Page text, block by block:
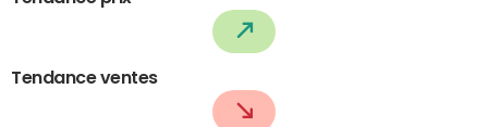
Tendance ventes